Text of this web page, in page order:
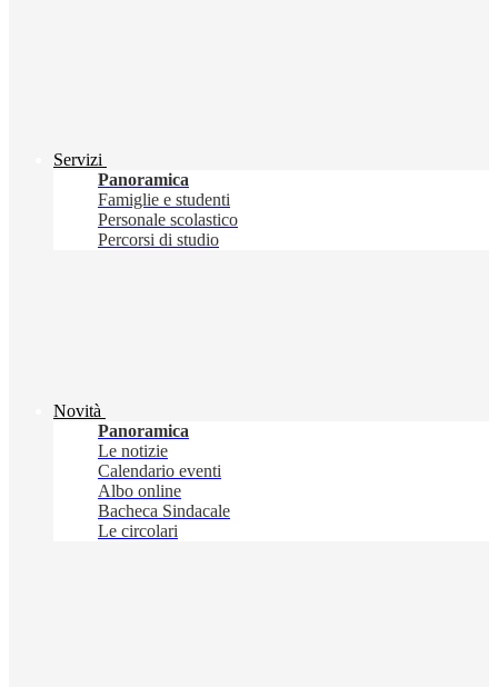
Servizi
Panoramica
Famiglie e studenti
Personale scolastico
Percorsi di studio
Novità
Panoramica
Le notizie
Calendario eventi
Albo online
Bacheca Sindacale
Le circolari